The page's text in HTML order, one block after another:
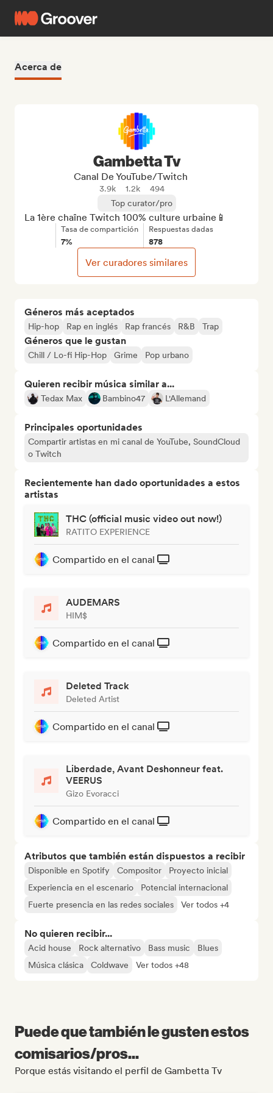
Acerca de
Géneros más aceptados
Hip-hop Rap en inglés Rap francés R&B Trap
Géneros que le gustan
Chill / Lo-fi Hip-Hop Grime Pop urbano
Quieren recibir música similar a...
Tedax Max Bambino47 L'Allemand
Principales oportunidades
Compartir artistas en mi canal de YouTube, SoundCloud
o Twitch
Recientemente han dado oportunidades a estos
artistas
THC (official music video out now!)
RATITO EXPERIENCE
Compartido en el canal
AUDEMARS
HIM$
Compartido en el canal
Deleted Track
Deleted Artist
Compartido en el canal
Liberdade, Avant Deshonneur feat.
VEERUS
Gizo Evoracci
Compartido en el canal
Atributos que también están dispuestos a recibir
Disponible en Spotify Compositor
Proyecto inicial
Experiencia en el escenario
Potencial internacional
Fuerte presencia en las redes sociales
Ver todos +4
No quieren recibir...
Acid house Rock alternativo Bass music
Blues
Música clásica
Coldwave Ver todos +48
Gambetta Tv
Canal De YouTube/Twitch
3.9k 1.2k
494
Top curator/pro
La 1ère chaîne Twitch 100% culture urbaine📱
Tasa de compartición
7%
Respuestas dadas
878
Ver curadores similares
Puede que también le gusten estos
comisarios/pros...
Porque estás visitando el perfil de Gambetta Tv